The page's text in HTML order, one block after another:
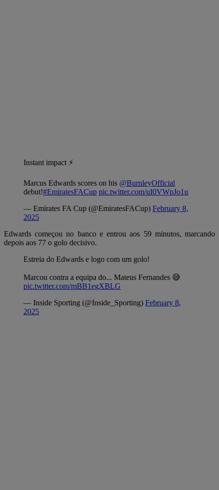
Instant impact ⚡️
Marcus Edwards scores on his @BurnleyOfficial
debut!#EmiratesFACup pic.twitter.com/uI0VWpJo1u
— Emirates FA Cup (@EmiratesFACup) February 8,
2025
Edwards começou no banco e entrou aos 59 minutos, marcando
depois aos 77 o golo decisivo.
Estreia do Edwards e logo com um golo!
Marcou contra a equipa do... Mateus Fernandes 😅
pic.twitter.com/mBB1egXBLG
— Inside Sporting (@Inside_Sporting) February 8,
2025